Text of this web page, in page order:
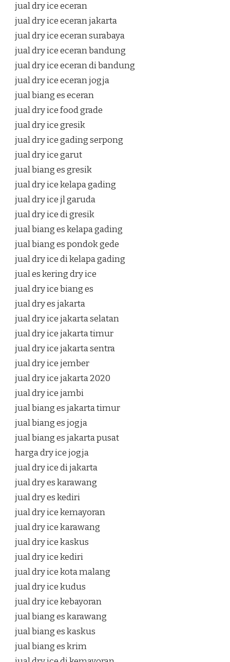
jual dry ice eceran
jual dry ice eceran jakarta
jual dry ice eceran surabaya
jual dry ice eceran bandung
jual dry ice eceran di bandung
jual dry ice eceran jogja
jual biang es eceran
jual dry ice food grade
jual dry ice gresik
jual dry ice gading serpong
jual dry ice garut
jual biang es gresik
jual dry ice kelapa gading
jual dry ice jl garuda
jual dry ice di gresik
jual biang es kelapa gading
jual biang es pondok gede
jual dry ice di kelapa gading
jual es kering dry ice
jual dry ice biang es
jual dry es jakarta
jual dry ice jakarta selatan
jual dry ice jakarta timur
jual dry ice jakarta sentra
jual dry ice jember
jual dry ice jakarta 2020
jual dry ice jambi
jual biang es jakarta timur
jual biang es jogja
jual biang es jakarta pusat
harga dry ice jogja
jual dry ice di jakarta
jual dry es karawang
jual dry es kediri
jual dry ice kemayoran
jual dry ice karawang
jual dry ice kaskus
jual dry ice kediri
jual dry ice kota malang
jual dry ice kudus
jual dry ice kebayoran
jual biang es karawang
jual biang es kaskus
jual biang es krim